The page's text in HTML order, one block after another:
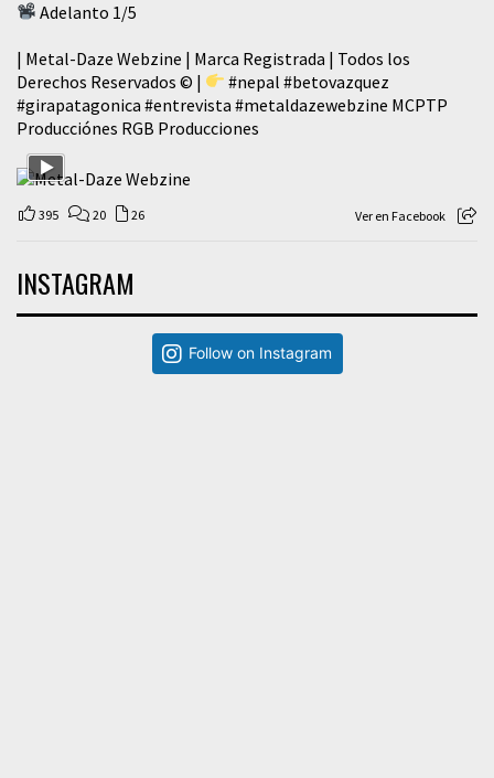
Adelanto 1/5
| Metal-Daze Webzine | Marca Registrada | Todos los
Derechos Reservados © |
#nepal #betovazquez
#girapatagonica #entrevista #metaldazewebzine MCPTP
Producciónes RGB Producciones
395 20 26 Ver en Facebook
INSTAGRAM
Follow on Instagram